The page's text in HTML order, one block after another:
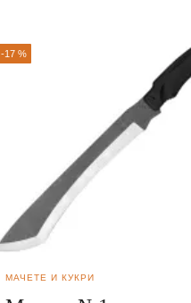
-17 %
МАЧЕТЕ И КУКРИ